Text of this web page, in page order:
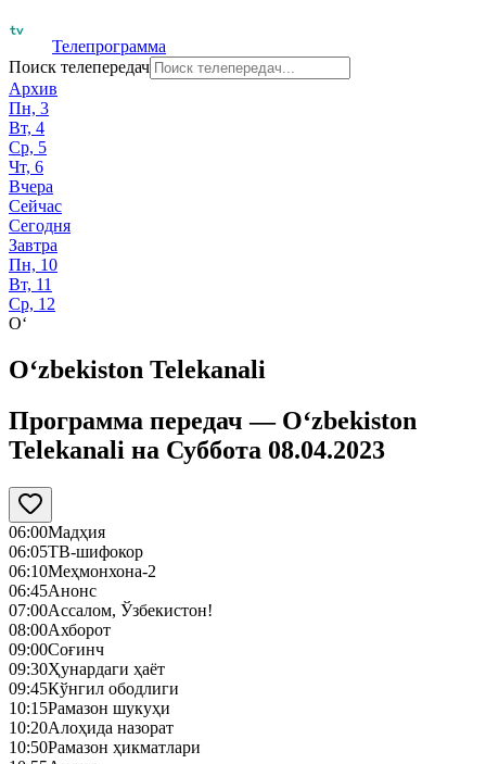
Телепрограмма
Поиск телепередач
Архив
Пн, 3
Вт, 4
Ср, 5
Чт, 6
Вчера
Сейчас
Сегодня
Завтра
Пн, 10
Вт, 11
Ср, 12
O‘
O‘zbekiston Telekanali
Программа передач — O‘zbekiston
Telekanali на Суббота 08.04.2023
06:00Мадҳия
06:05ТВ-шифокор
06:10Меҳмонхона-2
06:45Анонс
07:00Ассалом, Ўзбекистон!
08:00Ахборот
09:00Соғинч
09:30Ҳунардаги ҳаёт
09:45Кўнгил ободлиги
10:15Рамазон шукуҳи
10:20Алоҳида назорат
10:50Рамазон ҳикматлари